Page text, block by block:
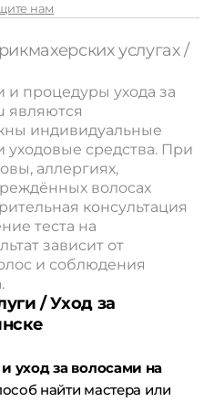
нам
услугах /
и процедуры ухода за
являются
индивидуальные
уходовые средства. При
аллергиях,
волосах
консультация
теста на
зависит от
и соблюдения
/ Уход за
уход за волосами на
найти мастера или